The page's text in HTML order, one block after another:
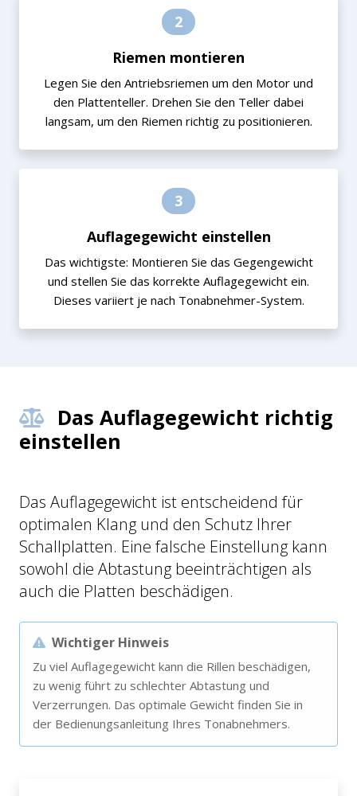
2
Riemen montieren
Legen Sie den Antriebsriemen um den Motor und
den Plattenteller. Drehen Sie den Teller dabei
langsam, um den Riemen richtig zu positionieren.
3
Auflagegewicht einstellen
Das wichtigste: Montieren Sie das Gegengewicht
und stellen Sie das korrekte Auflagegewicht ein.
Dieses variiert je nach Tonabnehmer-System.
Das Auflagegewicht richtig
einstellen
Das Auflagegewicht ist entscheidend für
optimalen Klang und den Schutz Ihrer
Schallplatten. Eine falsche Einstellung kann
sowohl die Abtastung beeinträchtigen als
auch die Platten beschädigen.
Wichtiger Hinweis
Zu viel Auflagegewicht kann die Rillen beschädigen,
zu wenig führt zu schlechter Abtastung und
Verzerrungen. Das optimale Gewicht finden Sie in
der Bedienungsanleitung Ihres Tonabnehmers.